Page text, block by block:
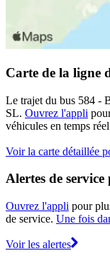
Carte de la ligne
Le trajet du bus 584 -
SL. Ouvrez l'appli
véhicules en temps
Voir la carte détaillée
Alertes de
Ouvrez l'appli pour
de service. Une fois
Voir les alertes